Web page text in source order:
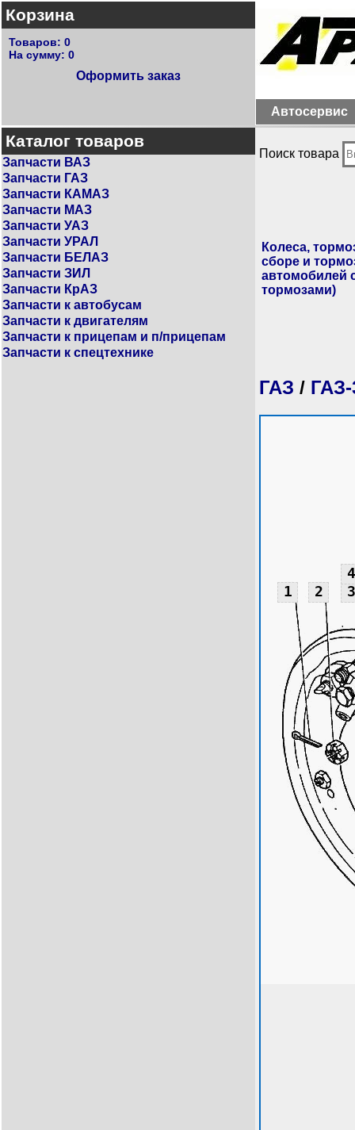
Корзина
Товаров: 0
На сумму: 0
Оформить заказ
Автосервис
Каталог товаров
Запчасти ВАЗ
Запчасти ГАЗ
Запчасти КАМАЗ
Запчасти МАЗ
Запчасти УАЗ
Запчасти УРАЛ
Запчасти БЕЛАЗ
Запчасти ЗИЛ
Запчасти КрАЗ
Запчасти к автобусам
Запчасти к двигателям
Запчасти к прицепам и п/прицепам
Запчасти к спецтехнике
Поиск товара
Колеса,
сборе и
автомобилей
тормозами)
ГАЗ / ГАЗ-
1 2 3
4